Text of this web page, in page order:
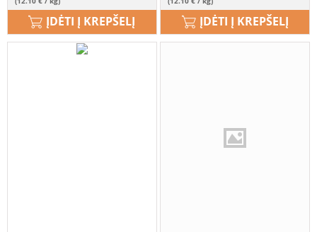
ĮDĖTI Į KREPŠELĮ ĮDĖTI Į KREPŠELĮ